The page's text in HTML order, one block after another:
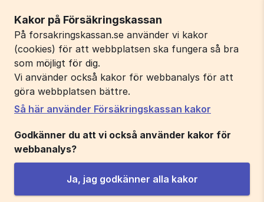
Kakor på Försäkringskassan
På forsakringskassan.se använder vi kakor
(cookies) för att webbplatsen ska fungera så bra
som möjligt för dig.
Vi använder också kakor för webbanalys för att
göra webbplatsen bättre.
Så här använder Försäkringskassan kakor
Godkänner du att vi också använder kakor för
webbanalys?
Ja, jag godkänner alla kakor